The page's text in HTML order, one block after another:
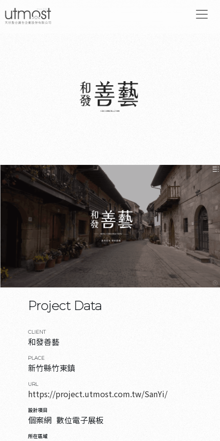
Project Data
CLIENT
和發善藝
PLACE
新竹縣竹東鎮
URL
https://project.utmost.com.tw/SanYi/
設計項目
個案網 數位電子展板
所在區域